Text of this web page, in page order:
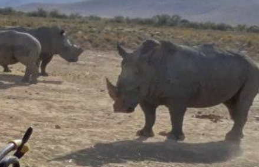
PETER VADASZ
J’utilise la forêt à bon escient
EBEN BAYER
Je fais pousser l’emballage du
futur
CARLOS FERNANDEZ
J’ai créé une voiture électrique
pliable